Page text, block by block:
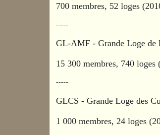
700 membres, 52 loges
-----
GL-AMF - Grande Loge de
15 300 membres, 740 loges
-----
GLCS - Grande Loge des
1 000 membres, 24 loges